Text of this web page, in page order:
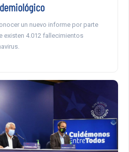
un nuevo informe por parte
existen 4.012 fallecimientos